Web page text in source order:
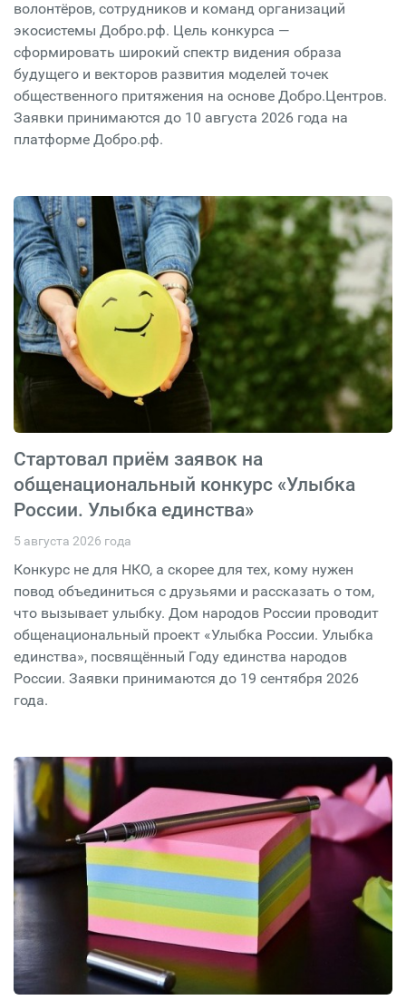
волонтёров, сотрудников и команд организаций
экосистемы Добро.рф. Цель конкурса —
сформировать широкий спектр видения образа
будущего и векторов развития моделей точек
общественного притяжения на основе Добро.Центров.
Заявки принимаются до 10 августа 2026 года на
платформе Добро.рф.
Стартовал приём заявок на
общенациональный конкурс «Улыбка
России. Улыбка единства»
5 августа 2026 года
Конкурс не для НКО, а скорее для тех, кому нужен
повод объединиться с друзьями и рассказать о том,
что вызывает улыбку. Дом народов России проводит
общенациональный проект «Улыбка России. Улыбка
единства», посвящённый Году единства народов
России. Заявки принимаются до 19 сентября 2026
года.